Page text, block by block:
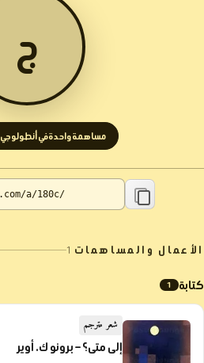
ج
مساهمة واحدة في أنطولوجي
الأعمال والمساهمات 1
كتابة 1
شعر مترجم
إلى متى؟ – برونو ك. أوير